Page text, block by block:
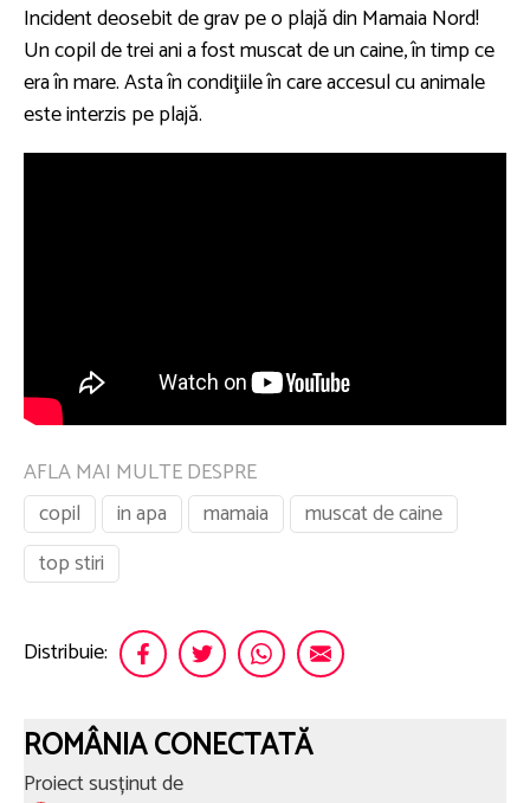
Incident deosebit de grav pe o plajă din Mamaia Nord!
Un copil de trei ani a fost muscat de un caine, în timp ce
era în mare. Asta în condiţiile în care accesul cu animale
este interzis pe plajă.
AFLA MAI MULTE DESPRE
copil
in apa mamaia
muscat de caine
top stiri
Distribuie:
ROMÂNIA CONECTATĂ
Proiect susținut de